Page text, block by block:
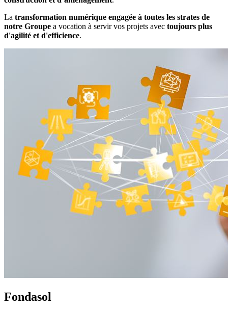
La transformation numérique engagée à toutes les strates de
notre Groupe a vocation à servir vos projets avec toujours plus
d'agilité et d'efficience.
Fondasol